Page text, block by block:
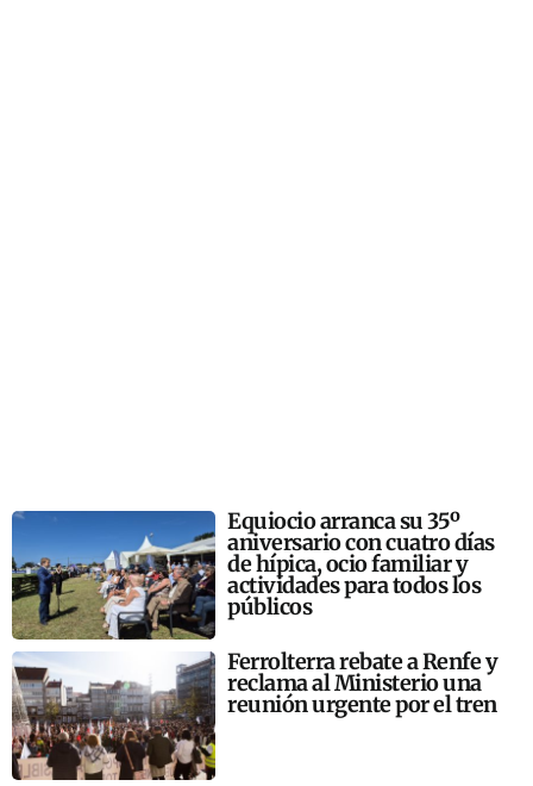
Equiocio arranca su 35º
aniversario con cuatro días
de hípica, ocio familiar y
actividades para todos los
públicos
Ferrolterra rebate a Renfe y
reclama al Ministerio una
reunión urgente por el tren